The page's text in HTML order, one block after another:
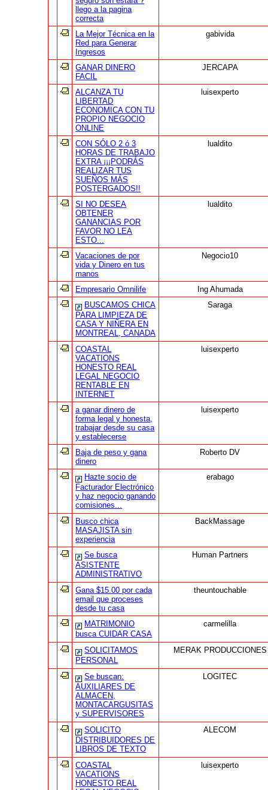
llego a la pagina
correcta
La Mejor Técnica en la
Red para Generar
Ingresos
gabivida
GANAR DINERO
FACIL
JERCAPA
ALCANZA TU
LIBERTAD
ECONOMICA CON TU
PROPIO NEGOCIO
ONLINE
luisexperto
CON SÓLO 2 ó 3
HORAS DE TRABAJO
EXTRA ¡¡¡PODRÁS
REALIZAR TUS
SUEÑOS MÁS
POSTERGADOS!!
lualdito
SI NO DESEA
OBTENER
GANANCIAS POR
FAVOR NO LEA
ESTO...
lualdito
Vacaciones de por
vida y Dinero en tus
manos
Negocio10
Empresario Omnilife
Ing Ahumada
BUSCAMOS CHICA
PARA LIMPIEZA DE
CASA Y NIÑERA EN
MONTREAL, CANADA
Saraga
COASTAL
VACATIONS
HONESTO REAL
LEGAL NEGOCIO
RENTABLE EN
INTERNET
luisexperto
a ganar dinero de
forma legal y honesta,
trabajar desde su casa
y establecerse
luisexperto
Baja de peso y gana
dinero
Roberto DV
Hazte socio de
Facturador Electrónico
y haz negocio ganando
comisiones...
erabago
Busco chica
MASAJISTA sin
experiencia
BackMassage
Se busca
ASISTENTE
ADMINISTRATIVO
Human Partners
Gana $15.00 por cada
email que proceses
desde tu casa
theuntouchable
MATRIMONIO
busca CUIDAR CASA
carmelilla
SOLICITAMOS
PERSONAL
MERAK PRODUCCIONES
Se buscan:
AUXILIARES DE
ALMACEN,
MONTACARGUSITAS
y SUPERVISORES
LOGITEC
SOLICITO
DISTRIBUIDORES DE
LIBROS DE TEXTO
ALECOM
COASTAL
VACATIONS
HONESTO REAL
luisexperto